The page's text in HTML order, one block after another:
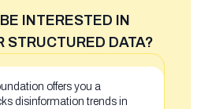
INTERESTED IN
STRUCTURED DATA?
offers you a
disinformation trends in